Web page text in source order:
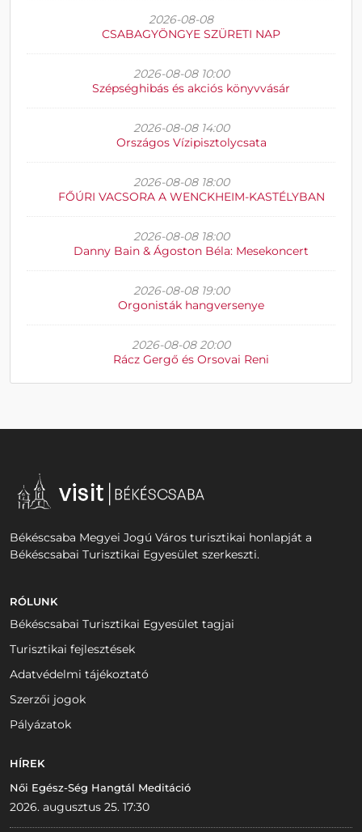
2026-08-08
CSABAGYÖNGYE SZÜRETI NAP
2026-08-08 10:00
Szépséghibás és akciós könyvvásár
2026-08-08 14:00
Országos Vízipisztolycsata
2026-08-08 18:00
FŐÚRI VACSORA A WENCKHEIM-KASTÉLYBAN
2026-08-08 18:00
Danny Bain & Ágoston Béla: Mesekoncert
2026-08-08 19:00
Orgonisták hangversenye
2026-08-08 20:00
Rácz Gergő és Orsovai Reni
Békéscsaba Megyei Jogú Város turisztikai honlapját a
Békéscsabai Turisztikai Egyesület szerkeszti.
RÓLUNK
Békéscsabai Turisztikai Egyesület tagjai
Turisztikai fejlesztések
Adatvédelmi tájékoztató
Szerzői jogok
Pályázatok
HÍREK
Női Egész-Ség Hangtál Meditáció
2026. augusztus 25. 17:30